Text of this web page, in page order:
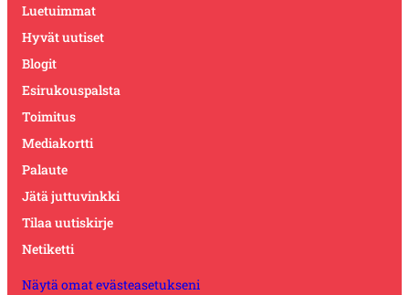
Luetuimmat
Hyvät uutiset
Blogit
Esirukouspalsta
Toimitus
Mediakortti
Palaute
Jätä juttuvinkki
Tilaa uutiskirje
Netiketti
Näytä omat evästeasetukseni